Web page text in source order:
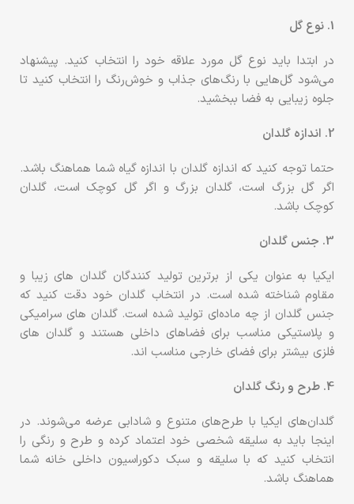
1. نوع گل
در ابتدا باید نوع گل مورد علاقه خود را انتخاب کنید. پیشنهاد
می‌شود گل‌هایی با رنگ‌های جذاب و خوش‌رنگ را انتخاب کنید تا
جلوه زیبایی به فضا ببخشید.
2. اندازه گلدان
حتما توجه کنید که اندازه گلدان با اندازه گیاه شما هماهنگ باشد.
اگر گل بزرگ است، گلدان بزرگ و اگر گل کوچک است، گلدان
کوچک باشد.
3. جنس گلدان
ایکیا به عنوان یکی از برترین تولید کنندگان گلدان های زیبا و
مقاوم شناخته شده است. در انتخاب گلدان خود دقت کنید که
جنس گلدان از چه ماده‌ای تولید شده است. گلدان های سرامیکی
و پلاستیکی مناسب برای فضاهای داخلی هستند و گلدان های
فلزی بیشتر برای فضای خارجی مناسب اند.
4. طرح و رنگ گلدان
گلدان‌های ایکیا با طرح‌های متنوع و شادابی عرضه می‌شوند. در
اینجا باید به سلیقه شخصی خود اعتماد کرده و طرح و رنگی را
انتخاب کنید که با سلیقه و سبک دکوراسیون داخلی خانه شما
هماهنگ باشد.